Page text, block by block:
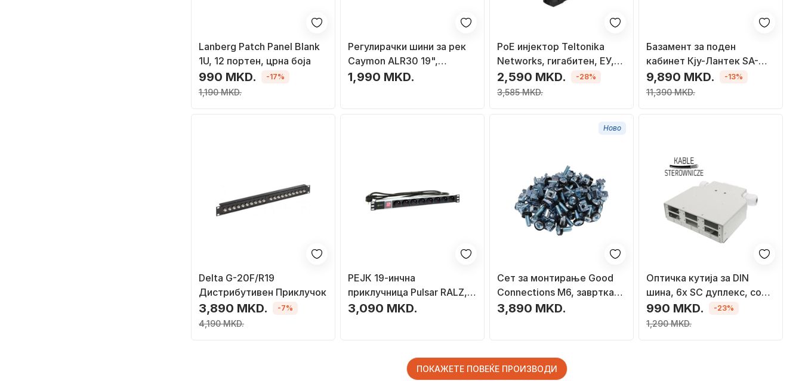
Lanberg Patch Panel Blank
1U, 12 портен, црна боја
990 MKD.
1,190 MKD.
-17%
Регулирачки шини за рек
Caymon ALR30 19",
длабочина 281 - 430 mm,
1,990 MKD.
PoE инјектор Teltonika
Networks, гигабитен, ЕУ,
црн
2,590 MKD.
3,585 MKD.
-28%
Базамент за поден
кабинет Кју-Лантек SA-
CS-SS-600-1000-C, 19\",
600x1000mm, црн
9,890 MKD.
11,390 MKD.
-13%
Delta G-20F/R19
Дистрибутивен Приклучок
3,890 MKD.
4,190 MKD.
-7%
РЕЈК 19-инчна
приклучница Pulsar RALZ, 8
излези, 1.7m, црна
3,090 MKD.
Ново
Сет за монтирање Good
Connections M6, завртка
20 mm, 50 парчиња,
3,890 MKD.
Оптичка кутија за DIN
шина, 6x SC дуплекс, со
предна плочка, сива
990 MKD.
1,290 MKD.
-23%
ПОКАЖЕТЕ ПОВЕЌЕ ПРОИЗВОДИ